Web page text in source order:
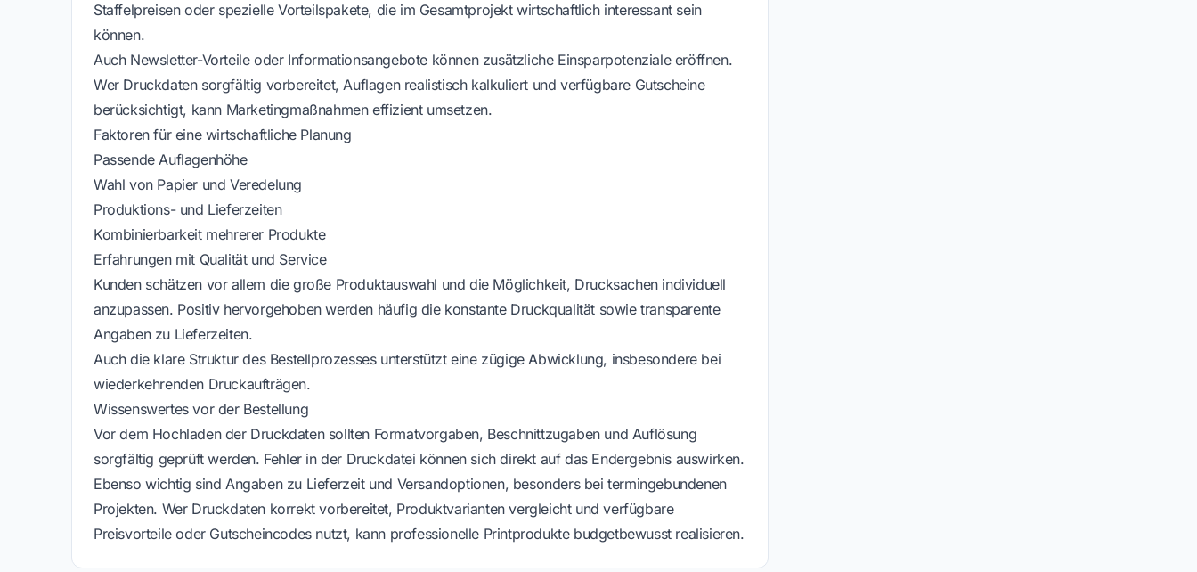
Staffelpreisen oder spezielle Vorteilspakete, die im Gesamtprojekt wirtschaftlich interessant sein
können.
Auch Newsletter-Vorteile oder Informationsangebote können zusätzliche Einsparpotenziale eröffnen.
Wer Druckdaten sorgfältig vorbereitet, Auflagen realistisch kalkuliert und verfügbare Gutscheine
berücksichtigt, kann Marketingmaßnahmen effizient umsetzen.
Faktoren für eine wirtschaftliche Planung
Passende Auflagenhöhe
Wahl von Papier und Veredelung
Produktions- und Lieferzeiten
Kombinierbarkeit mehrerer Produkte
Erfahrungen mit Qualität und Service
Kunden schätzen vor allem die große Produktauswahl und die Möglichkeit, Drucksachen individuell
anzupassen. Positiv hervorgehoben werden häufig die konstante Druckqualität sowie transparente
Angaben zu Lieferzeiten.
Auch die klare Struktur des Bestellprozesses unterstützt eine zügige Abwicklung, insbesondere bei
wiederkehrenden Druckaufträgen.
Wissenswertes vor der Bestellung
Vor dem Hochladen der Druckdaten sollten Formatvorgaben, Beschnittzugaben und Auflösung
sorgfältig geprüft werden. Fehler in der Druckdatei können sich direkt auf das Endergebnis auswirken.
Ebenso wichtig sind Angaben zu Lieferzeit und Versandoptionen, besonders bei termingebundenen
Projekten. Wer Druckdaten korrekt vorbereitet, Produktvarianten vergleicht und verfügbare
Preisvorteile oder Gutscheincodes nutzt, kann professionelle Printprodukte budgetbewusst realisieren.